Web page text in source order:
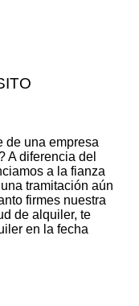
de una empresa
A diferencia del
a la fianza
tramitación aún
firmes nuestra
de alquiler, te
en la fecha